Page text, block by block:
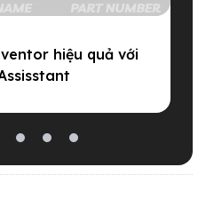
hiệu quả với